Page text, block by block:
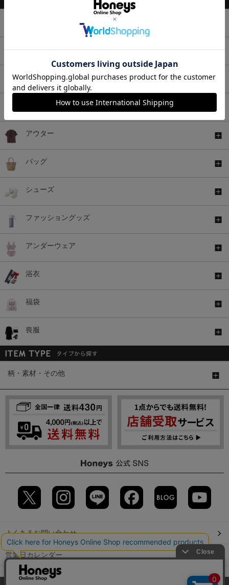
ボトムス
ワンピース
セットアップ
アウター
バッグ
シューズ
ファッショングッズ
アンダーウェア
浴衣
福袋
喪服
柄・素材・その他
よくあるお問い合わせ
営業日カレンダー
店舗検索